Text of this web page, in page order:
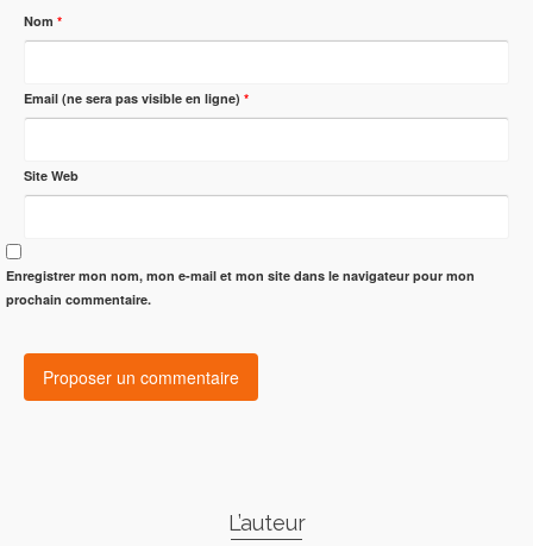
Nom *
Email (ne sera pas visible en ligne) *
Site Web
Enregistrer mon nom, mon e-mail et mon site dans le navigateur pour mon
prochain commentaire.
L’auteur